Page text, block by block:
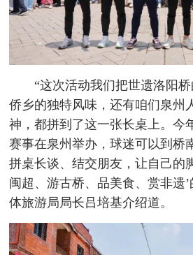
“这次活动我们把世遗洛阳
侨乡的独特风味，还有咱们泉州
神，都拼到了这一张长桌上。今
赛事在泉州举办，球迷可以到桥
拼桌长谈、结交朋友，让自己的
闽超、游古桥、品美食、赏非遗
体旅游局局长吕培基介绍道。